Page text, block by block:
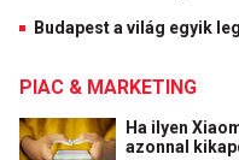
Budapest a világ egyik
PIAC & MARKETING
Ha ilyen
azonnal